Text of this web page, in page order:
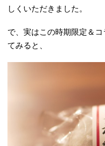
しくいただきました。
で、実はこの時期限定＆
てみると、